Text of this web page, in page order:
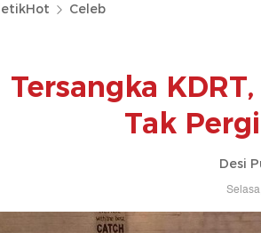
Celeb
Tersangka
Tak
Desi